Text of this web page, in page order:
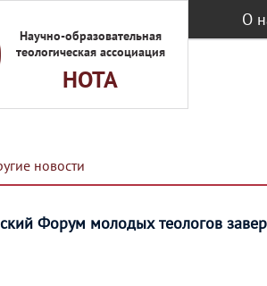
содержанию
Научно-образовательная
теологическая ассоциация
НОТА
О
новости
Форум молодых теологов